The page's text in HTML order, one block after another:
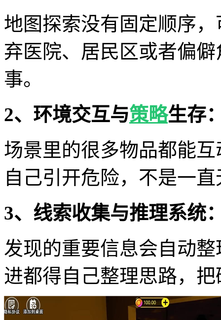
地图探索没有固定顺序
弃医院、居民区或者偏
事。
2、环境交互与策略生存
场景里的很多物品都能
自己引开危险，不是一
3、线索收集与推理系统
发现的重要信息会自动
进都得自己整理思路，